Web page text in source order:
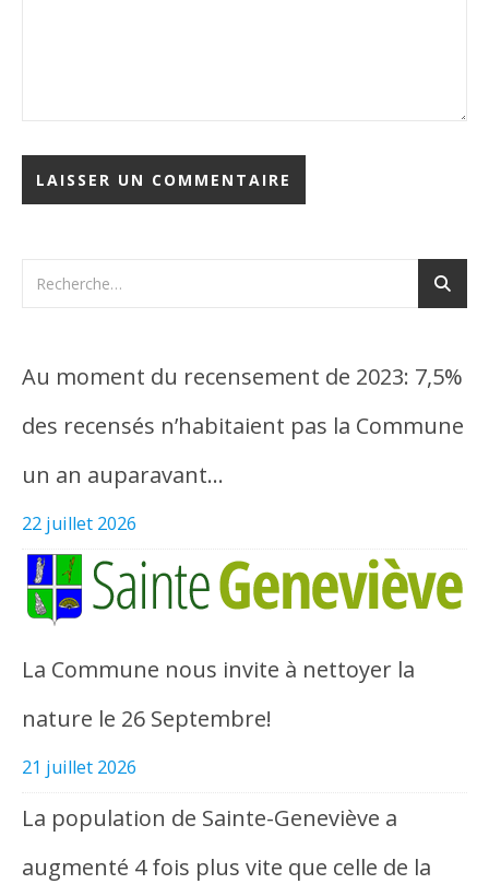
Au moment du recensement de 2023: 7,5%
des recensés n’habitaient pas la Commune
un an auparavant…
22 juillet 2026
La Commune nous invite à nettoyer la
nature le 26 Septembre!
21 juillet 2026
La population de Sainte-Geneviève a
augmenté 4 fois plus vite que celle de la